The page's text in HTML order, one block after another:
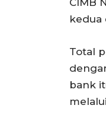
CIMB
kedua
Total
bank